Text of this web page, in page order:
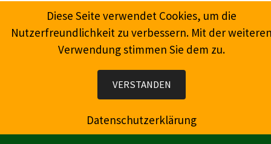
Inhalt
Wein, Champagner, Prosecco, Feinkost, Präsente
Diese Seite verwendet Cookies, um die
Nutzerfreundlichkeit zu verbessern. Mit der
Verwendung stimmen Sie dem zu.
VERSTANDEN
Datenschutzerklärung